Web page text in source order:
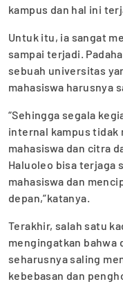
kampus dan hal ini
Untuk itu, ia sangat
sampai terjadi.
sebuah universitas
mahasiswa harusnya
“Sehingga segala
internal kampus tidak
mahasiswa dan citra
Haluoleo bisa terjaga
mahasiswa dan
depan,”katanya.
Terakhir, salah satu
mengingatkan bahwa
seharusnya saling
kebebasan dan